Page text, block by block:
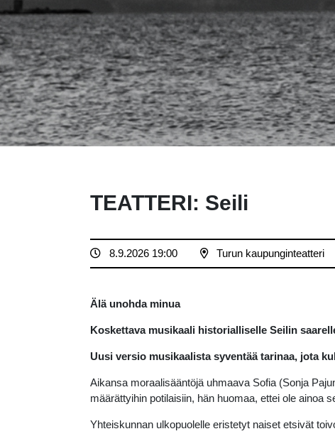
TEATTERI: Seili
8.9.2026 19:00 Turun kaupunginteatteri
Älä unohda minua
Koskettava musikaali historialliselle Seilin
Uusi versio musikaalista syventää tarinaa, jota
Aikansa moraalisääntöjä uhmaava Sofia (Sonja
määrättyihin potilaisiin, hän huomaa, ettei ole ainoa
Yhteiskunnan ulkopuolelle eristetyt naiset etsivät